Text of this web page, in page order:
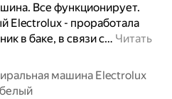
Все функционирует.
Electrolux - проработала
в баке, в связи с… Читать
машина Electrolux